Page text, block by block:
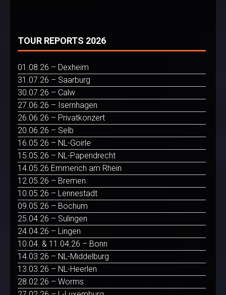
TOUR REPORTS 2026
01.08.26 – Dexheim
31.07.26 – Saarburg
30.07.26 – Calw
27.06.26 – Isernhagen
26.06.26 – Privatkonzert
20.06.26 – Selb
16.05.26 – NL-Goirle
15.05.26 – NL-Papendrecht
14.05.26 Emmerich am Rhein
12.05.26 – Bremen
10.05.26 – Lennestadt
09.05.26 – Bochum
25.04.26 – Sulingen
24.04.26 – Lingen
10.04. & 11.04.26 – Bonn
14.03.26 – NL-Middelburg
13.03.26 – NL-Heerlen
28.02.26 – Worms